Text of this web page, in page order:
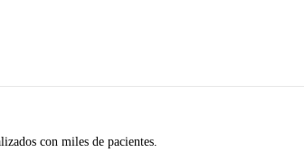
con miles de pacientes.